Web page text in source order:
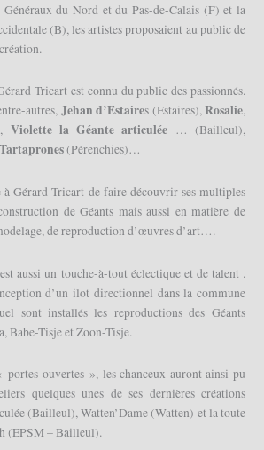
du Nord et du Pas-de-Calais (F) et la
(B), les artistes proposaient au public de
Tricart est connu du public des passionnés.
autres, Jehan d’Estaires (Estaires),Rosalie,
, Violette la Géante articulée … (Bailleul),
(Pérenchies)…
à Gérard Tricart de faire découvrir ses multiples
de Géants mais aussi en matière de
de reproduction d’œuvres d’art….
aussi un touche-à-tout éclectique et de talent .
d’un ilot directionnel dans la commune
sont installés les reproductions des Géants
Babe-Tisje et Zoon-Tisje.
portes-ouvertes », les chanceux auront ainsi pu
quelques unes de ses dernières créations
(Bailleul), Watten’Dame (Watten) et la toute
(EPSM – Bailleul).